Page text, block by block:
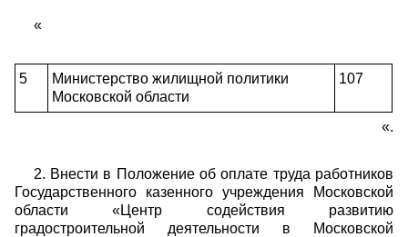
«
5
Министерство жилищной политики
Московской области
107
«.
2. Внести в Положение об оплате труда работников
Государственного казенного учреждения Московской
области «Центр содействия развитию
градостроительной деятельности в Московской